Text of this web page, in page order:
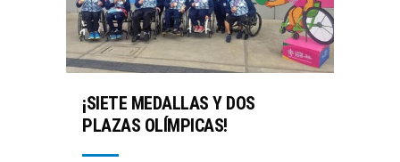
¡SIETE MEDALLAS Y DOS
PLAZAS OLÍMPICAS!